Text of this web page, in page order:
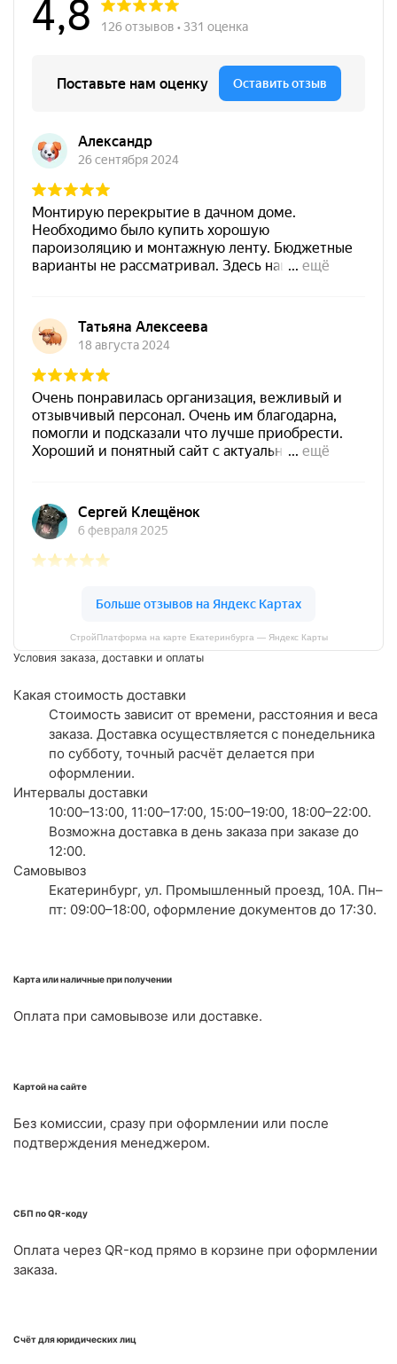
СтройПлатформа на карте Екатеринбурга — Яндекс Карты
Условия заказа, доставки и оплаты
Какая стоимость доставки
Стоимость зависит от времени, расстояния и веса
заказа. Доставка осуществляется с понедельника
по субботу, точный расчёт делается при
оформлении.
Интервалы доставки
10:00–13:00, 11:00–17:00, 15:00–19:00, 18:00–22:00.
Возможна доставка в день заказа при заказе до
12:00.
Самовывоз
Екатеринбург, ул. Промышленный проезд, 10А. Пн–
пт: 09:00–18:00, оформление документов до 17:30.
Карта или наличные при получении
Оплата при самовывозе или доставке.
Картой на сайте
Без комиссии, сразу при оформлении или после
подтверждения менеджером.
СБП по QR-коду
Оплата через QR-код прямо в корзине при оформлении
заказа.
Счёт для юридических лиц